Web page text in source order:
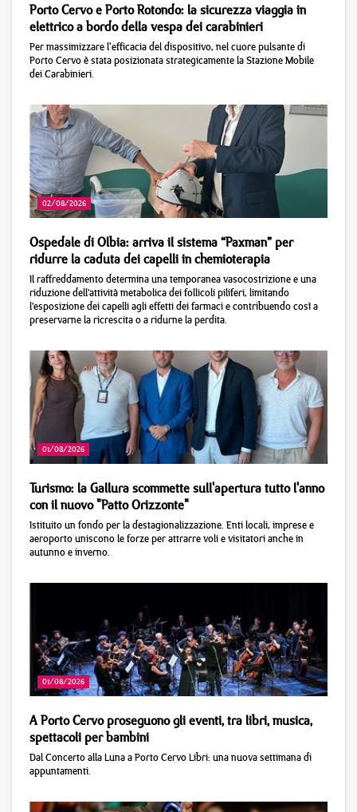
Porto Cervo e Porto Rotondo: la sicurezza viaggia in
elettrico a bordo della vespa dei carabinieri
Per massimizzare l'efficacia del dispositivo, nel cuore pulsante di
Porto Cervo è stata posizionata strategicamente la Stazione Mobile
dei Carabinieri.
02/08/2026
Ospedale di Olbia: arriva il sistema “Paxman” per
ridurre la caduta dei capelli in chemioterapia
Il raffreddamento determina una temporanea vasocostrizione e una
riduzione dell’attività metabolica dei follicoli piliferi, limitando
l’esposizione dei capelli agli effetti dei farmaci e contribuendo così a
preservarne la ricrescita o a ridurne la perdita.
01/08/2026
Turismo: la Gallura scommette sull'apertura tutto l'anno
con il nuovo "Patto Orizzonte"
Istituito un fondo per la destagionalizzazione. Enti locali, imprese e
aeroporto uniscono le forze per attrarre voli e visitatori anche in
autunno e inverno.
01/08/2026
A Porto Cervo proseguono gli eventi, tra libri, musica,
spettacoli per bambini
Dal Concerto alla Luna a Porto Cervo Libri: una nuova settimana di
appuntamenti.